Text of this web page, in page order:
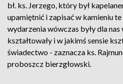
bł. ks. Jerzego, który był
upamiętnić i zapisać w kamieniu
wydarzenia wówczas były dla nas
kształtowały i w jakimś sensie
świadectwo - zaznacza ks.
proboszcz bierzgłowski.